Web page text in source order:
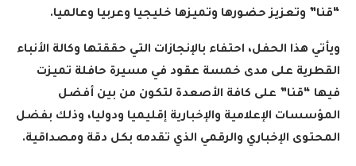
“قنا” وتعزيز حضورها وتميزها خليجيا وعربيا وعالميا.
ويأتي هذا الحفل، احتفاء بالإنجازات التي حققتها وكالة الأنباء
القطرية على مدى خمسة عقود في مسيرة حافلة تميزت
فيها “قنا” على كافة الأصعدة لتكون من بين أفضل
المؤسسات الإعلامية والإخبارية إقليميا ودوليا، وذلك بفضل
المحتوى الإخباري والرقمي الذي تقدمه بكل دقة ومصداقية.